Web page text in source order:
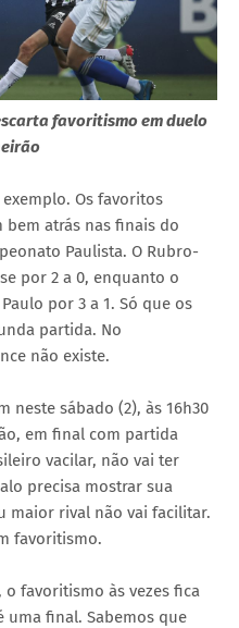
favoritismo em duelo
exemplo. Os favoritos
bem atrás nas finais do
Paulista. O Rubro-
por 2 a 0, enquanto o
por 3 a 1. Só que os
partida. No
não existe.
neste sábado (2), às 16h30
em final com partida
vacilar, não vai ter
precisa mostrar sua
maior rival não vai facilitar.
favoritismo.
o favoritismo às vezes fica
uma final. Sabemos que